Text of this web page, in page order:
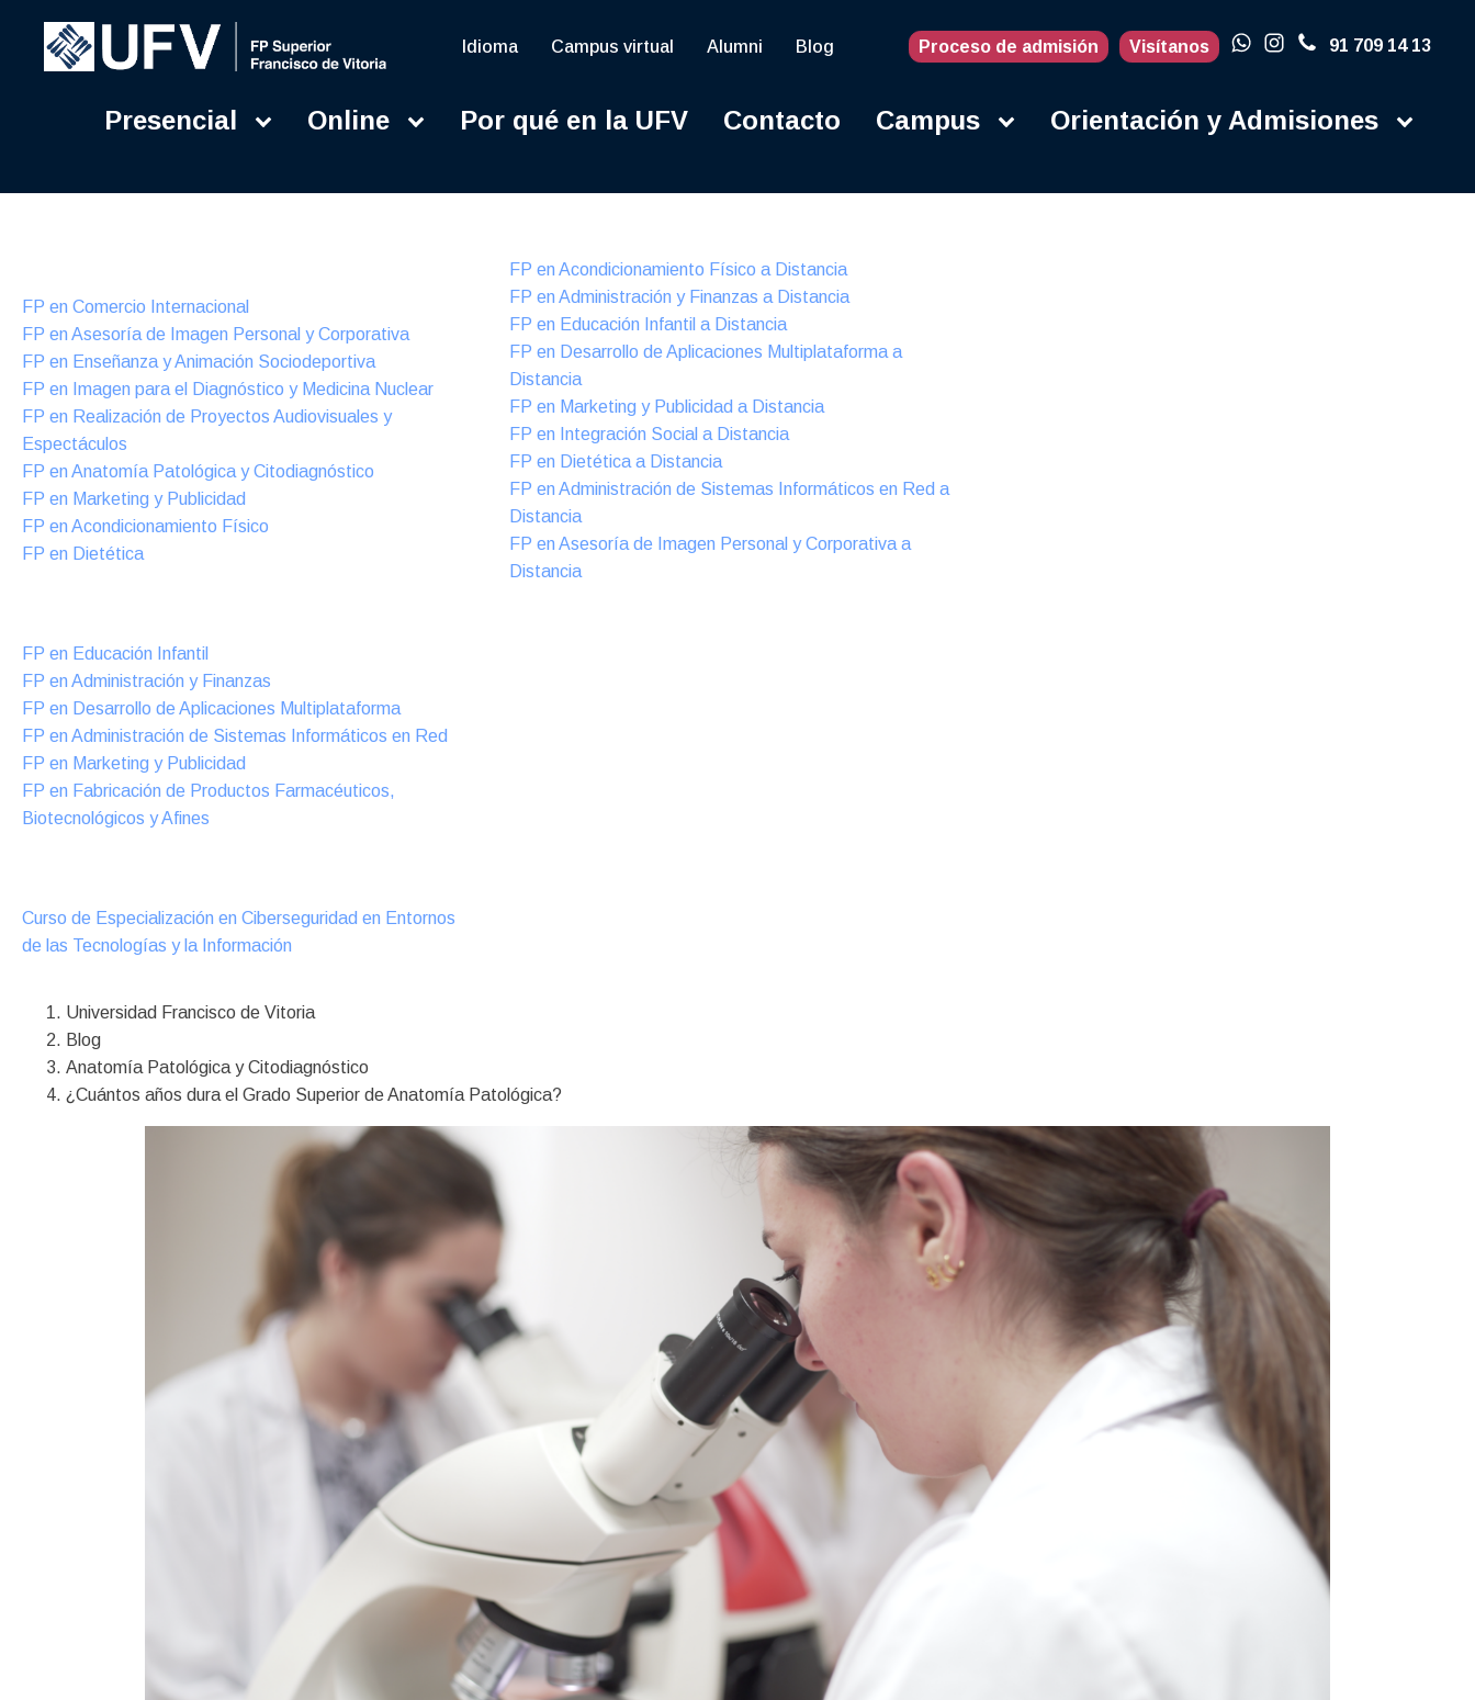
Idioma Campus virtual Alumni Blog Proceso de admisión Visítanos 91 709 14 13
Presencial Online Por qué en la UFV Contacto Campus Orientación y Admisiones
Presencial
FP en Comercio Internacional
FP en Asesoría de Imagen Personal y Corporativa
FP en Enseñanza y Animación Sociodeportiva
FP en Imagen para el Diagnóstico y Medicina Nuclear
FP en Realización de Proyectos Audiovisuales y
Espectáculos
FP en Anatomía Patológica y Citodiagnóstico
FP en Marketing y Publicidad
FP en Acondicionamiento Físico
FP en Dietética
FP en Educación Infantil
FP en Administración y Finanzas
FP en Desarrollo de Aplicaciones Multiplataforma
FP en Administración de Sistemas Informáticos en Red
FP en Marketing y Publicidad
FP en Fabricación de Productos Farmacéuticos,
Biotecnológicos y Afines
Curso de Especialización en Ciberseguridad en Entornos
de las Tecnologías y la Información
Online
FP en Acondicionamiento Físico a Distancia
FP en Administración y Finanzas a Distancia
FP en Educación Infantil a Distancia
FP en Desarrollo de Aplicaciones Multiplataforma a
Distancia
FP en Marketing y Publicidad a Distancia
FP en Integración Social a Distancia
FP en Dietética a Distancia
FP en Administración de Sistemas Informáticos en Red a
Distancia
FP en Asesoría de Imagen Personal y Corporativa a
Distancia
Universidad Francisco de Vitoria
Blog
Anatomía Patológica y Citodiagnóstico
¿Cuántos años dura el Grado Superior de Anatomía Patológica?